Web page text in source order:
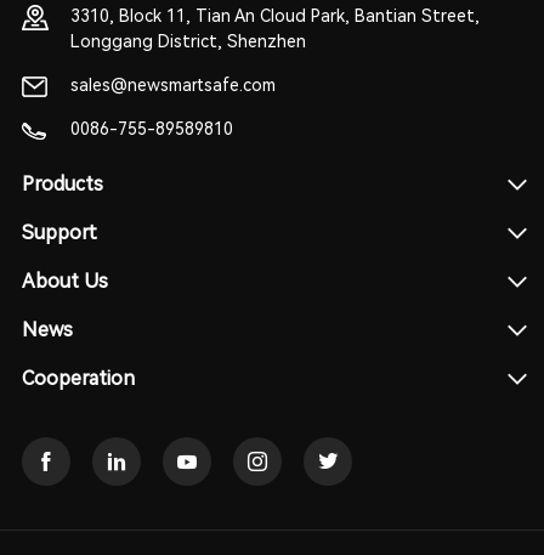
3310, Block 11, Tian An Cloud Park, Bantian Street,
Longgang District, Shenzhen
sales@newsmartsafe.com
0086-755-89589810
Products
Support
About Us
News
Cooperation